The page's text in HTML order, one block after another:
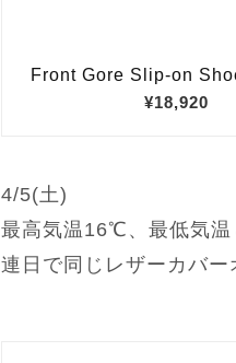
4/5(土)
最高気温16℃、最低気
連日で同じレザーカバー